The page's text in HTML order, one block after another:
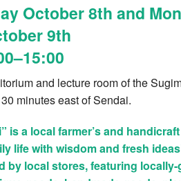
October 8th and
9th
and lecture room of the
minutes east of Sendai.
is a local farmer’s and
life with wisdom and fresh
by local stores, featuring